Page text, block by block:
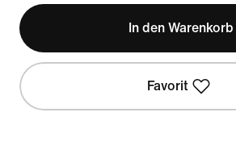
In den Warenkorb
Favorit